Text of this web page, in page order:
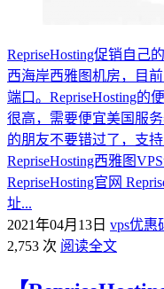
RepriseHosting促销自己
西海岸西雅图机房，目
端口。RepriseHosting的
很高，需要便宜美国服
的朋友不要错过了，支持
RepriseHosting西雅图
RepriseHosting官网
址...
2021年04月13日 vps优惠
2,753 次 阅读全文